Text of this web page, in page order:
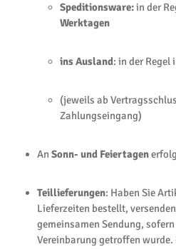
Speditionsware:in der
Werktagen
ins Ausland: in der Regel
(jeweils ab
Zahlungseingang)
An Sonn- und Feiertagen
Teillieferungen: Haben Sie
Lieferzeiten bestellt,
gemeinsamen Sendung,
Vereinbarung getroffen